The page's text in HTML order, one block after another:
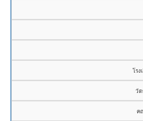
โรง
วัด
ค